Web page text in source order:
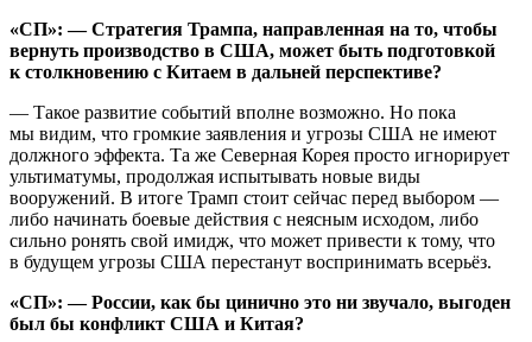
«СП»: — Стратегия Трампа, направленная на то, чтобы
вернуть производство в США, может быть подготовкой
к столкновению с Китаем в дальней перспективе?
— Такое развитие событий вполне возможно. Но пока
мы видим, что громкие заявления и угрозы США не имеют
должного эффекта. Та же Северная Корея просто игнорирует
ультиматумы, продолжая испытывать новые виды
вооружений. В итоге Трамп стоит сейчас перед выбором —
либо начинать боевые действия с неясным исходом, либо
сильно ронять свой имидж, что может привести к тому, что
в будущем угрозы США перестанут воспринимать всерьёз.
«СП»: — России, как бы цинично это ни звучало, выгоден
был бы конфликт США и Китая?